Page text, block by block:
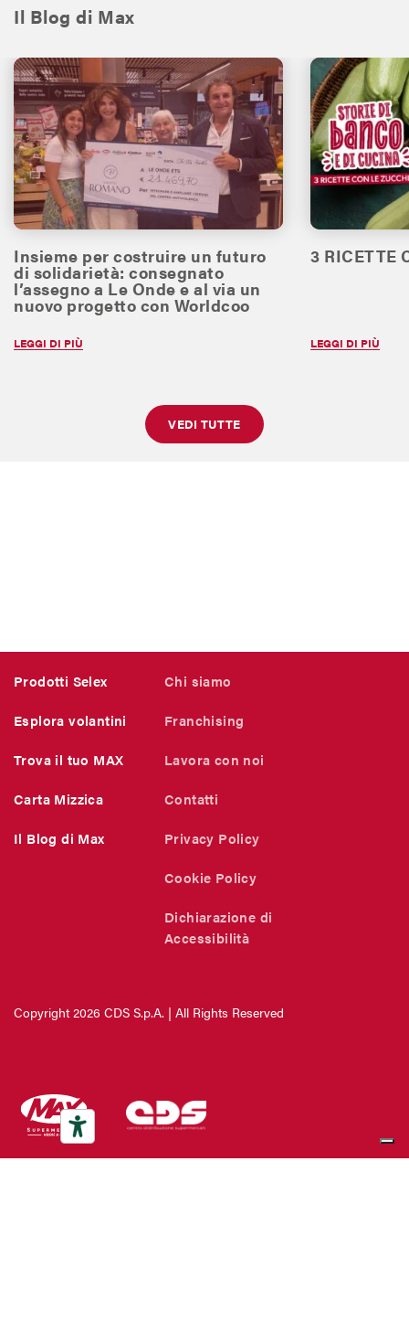
Il Blog di Max
Insieme per costruire un futuro
di solidarietà: consegnato
l’assegno a Le Onde e al via un
nuovo progetto con Worldcoo
LEGGI DI PIÙ
3 RICETTE
LEGGI DI PIÙ
VEDI TUTTE
Prodotti Selex
Esplora volantini
Trova il tuo MAX
Carta Mizzica
Il Blog di Max
Chi siamo
Franchising
Lavora con noi
Contatti
Privacy Policy
Cookie Policy
Dichiarazione di
Accessibilità
Copyright 2026 CDS S.p.A. | All Rights Reserved
CDS S.p.a. P.I. 01228380851